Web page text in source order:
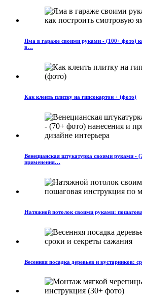
Яма в гараже своими руками - (100+ фото)
в…
Как клеить плитку на гипсокартон + (фото)
Венецианская штукатурка своими руками -
применения…
Натяжной потолок своими руками:
Весенняя посадка деревьев и кустарников: